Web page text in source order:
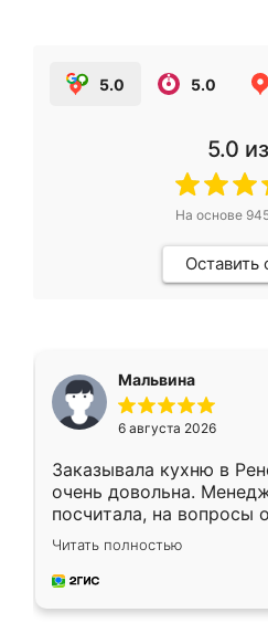
5.0 5.0
5.0
На основе
Оставить
Мальвина
6 августа 2026
Заказывала кухню в
очень довольна.
посчитала, на вопросы
Замерщик приехал в
делу со всей
за день, ребята
Читать полностью